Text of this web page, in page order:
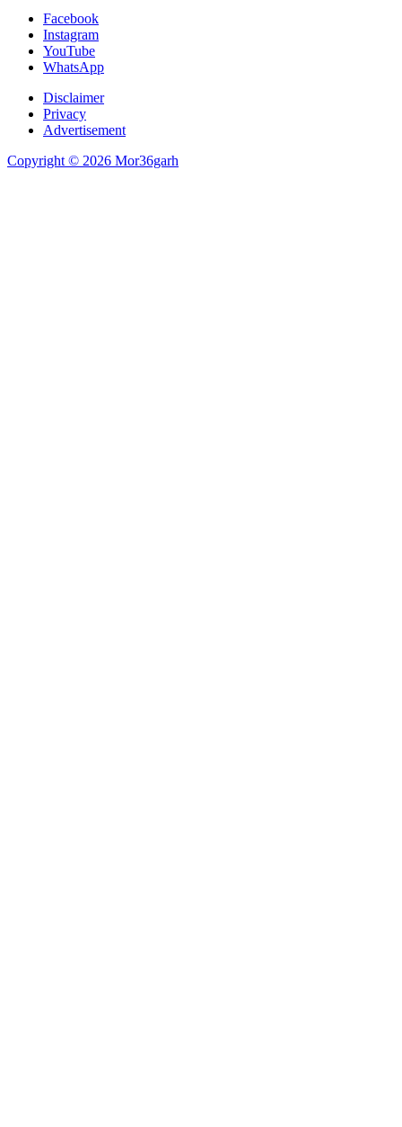
Facebook
Instagram
YouTube
WhatsApp
Disclaimer
Privacy
Advertisement
Copyright © 2026 Mor36garh